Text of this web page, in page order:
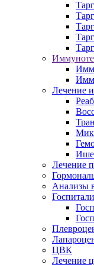
Лечение
Лечение
Анализы
ЦВК
Лечение